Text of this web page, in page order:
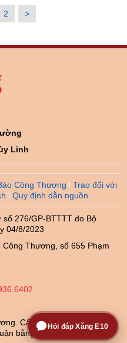
2 >
Linh
Công Thương
Trao đổi với
Quy định dẫn nguồn
276/GP-BTTTT do Bộ
04/8/2023
Thương, số 655 Phạm
Cấm sao chép dưới mọi
bằng văn bản.
Hỏi đáp Xăng E10